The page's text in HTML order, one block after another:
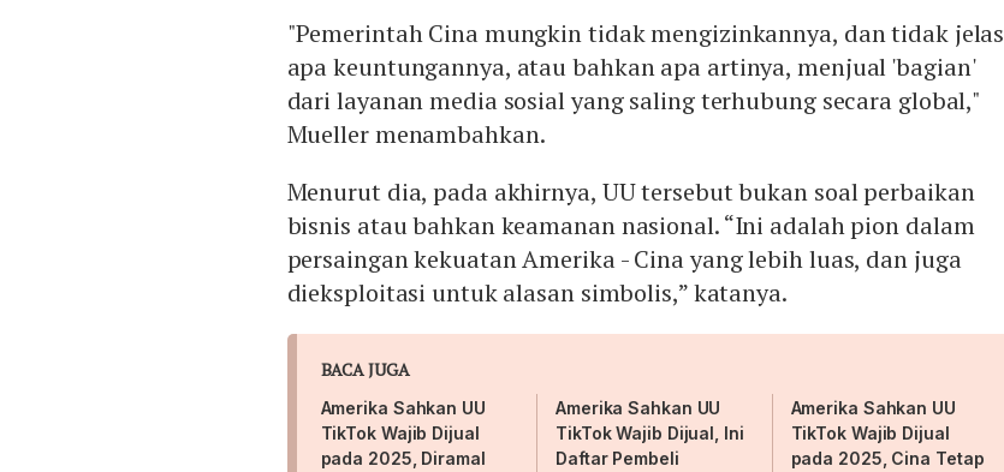
"Pemerintah Cina mungkin tidak mengizinkannya, dan tidak jelas
apa keuntungannya, atau bahkan apa artinya, menjual 'bagian'
dari layanan media sosial yang saling terhubung secara global,"
Mueller menambahkan.
Menurut dia, pada akhirnya, UU tersebut bukan soal perbaikan
bisnis atau bahkan keamanan nasional. “Ini adalah pion dalam
persaingan kekuatan Amerika - Cina yang lebih luas, dan juga
dieksploitasi untuk alasan simbolis,” katanya.
BACA JUGA
Amerika Sahkan UU
TikTok Wajib Dijual
pada 2025, Diramal
Amerika Sahkan UU
TikTok Wajib Dijual, Ini
Daftar Pembeli
Amerika Sahkan UU
TikTok Wajib Dijual
pada 2025, Cina Tetap